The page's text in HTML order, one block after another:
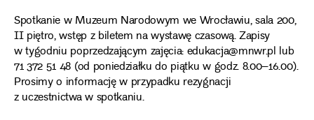
Spotkanie w Muzeum Narodowym we Wrocławiu, sala 200,
II piętro, wstęp z biletem na wystawę czasową. Zapisy
w tygodniu poprzedzającym zajęcia: edukacja@mnwr.pl lub
71 372 51 48 (od poniedziałku do piątku w godz. 8.00–16.00).
Prosimy o informację w przypadku rezygnacji
z uczestnictwa w spotkaniu.